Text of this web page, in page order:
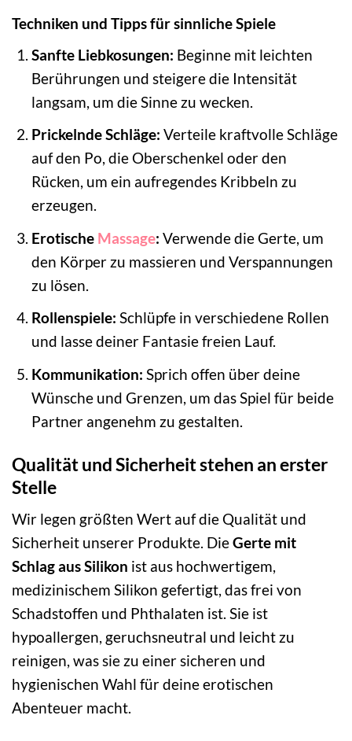
Techniken und Tipps für sinnliche Spiele
Sanfte Liebkosungen: Beginne mit leichten
Berührungen und steigere die Intensität
langsam, um die Sinne zu wecken.
Prickelnde Schläge: Verteile kraftvolle Schläge
auf den Po, die Oberschenkel oder den
Rücken, um ein aufregendes Kribbeln zu
erzeugen.
Erotische Massage: Verwende die Gerte, um
den Körper zu massieren und Verspannungen
zu lösen.
Rollenspiele: Schlüpfe in verschiedene Rollen
und lasse deiner Fantasie freien Lauf.
Kommunikation: Sprich offen über deine
Wünsche und Grenzen, um das Spiel für beide
Partner angenehm zu gestalten.
Qualität und Sicherheit stehen an erster
Stelle
Wir legen größten Wert auf die Qualität und
Sicherheit unserer Produkte. DieGerte mit
Schlag aus Silikon ist aus hochwertigem,
medizinischem Silikon gefertigt, das frei von
Schadstoffen und Phthalaten ist. Sie ist
hypoallergen, geruchsneutral und leicht zu
reinigen, was sie zu einer sicheren und
hygienischen Wahl für deine erotischen
Abenteuer macht.